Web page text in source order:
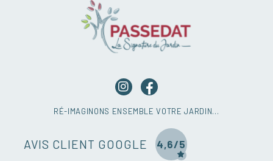
RÉ-IMAGINONS ENSEMBLE VOTRE JARDIN…
AVIS CLIENT GOOGLE 4,6/5